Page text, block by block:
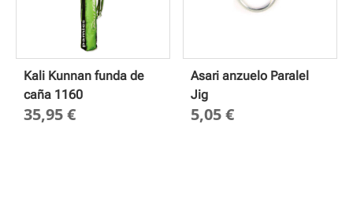
Kali Kunnan funda de
caña 1160
35,95€
Asari anzuelo Paralel
Jig
5,05€